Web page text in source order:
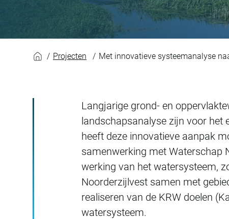
Met innovatieve
Projecten Met innovatieve systeemanalyse
Langjarige grond- en
landschapsanalyse zijn voor het
heeft deze innovatieve aanpak
samenwerking met Waterschap
werking van het watersysteem,
Noorderzijlvest samen met
realiseren van de KRW doelen
watersysteem.